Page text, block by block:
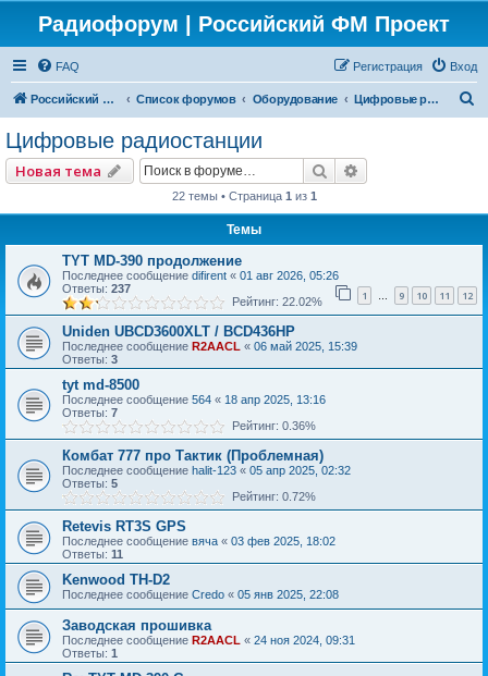
Радиофорум | Российский ФМ Проект
FAQ Вход
Регистрация
Российский ФМ проект Список форумов Оборудование Цифровые радиостанции
Цифровые радиостанции
Новая тема Поиск
22 темы • Страница 1 из 1
Темы
TYT MD-390 продолжение
Последнее сообщение difirent « 01 авг 2026, 05:26
Ответы: 237 1 … 9 10 11 12
Рейтинг: 22.02%
Uniden UBCD3600XLT / BCD436HP
Последнее сообщение R2AACL « 06 май 2025, 15:39
Ответы: 3
tyt md-8500
Последнее сообщение 564 « 18 апр 2025, 13:16
Ответы: 7
Рейтинг: 0.36%
Комбат 777 про Тактик (Проблемная)
Последнее сообщение halit-123 « 05 апр 2025, 02:32
Ответы: 5
Рейтинг: 0.72%
Retevis RT3S GPS
Последнее сообщение вяча « 03 фев 2025, 18:02
Ответы: 11
Kenwood TH-D2
Последнее сообщение Credo « 05 янв 2025, 22:08
Заводская прошивка
Последнее сообщение R2AACL « 24 ноя 2024, 09:31
Ответы: 1